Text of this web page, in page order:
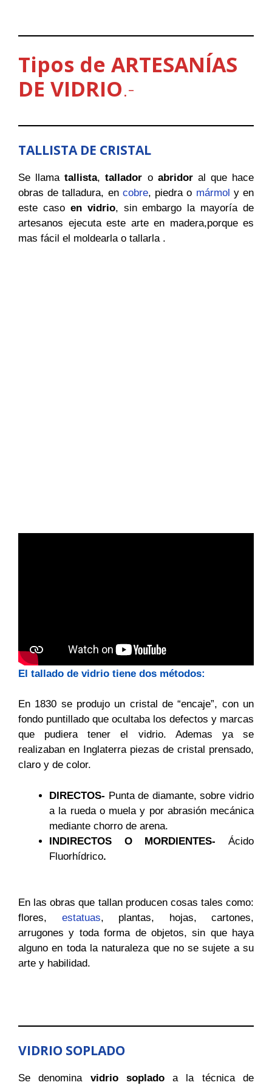
o p t
r
)
Tipos de ARTESANÍAS
DE VIDRIO.-
TALLISTA DE CRISTAL
Se llamatallista,tallador o abridoral que hace
obras de talladura, en cobre, piedra o mármol y en
este caso en vidrio, sin embargo la mayoría de
artesanos ejecuta este arte en madera,porque es
mas fácil el moldearla o tallarla .
El tallado de vidrio tiene dos métodos:
En 1830 se produjo un cristal de “encaje”, con un
fondo puntillado que ocultaba los defectos y marcas
que pudiera tener el vidrio. Ademas ya se
realizaban en Inglaterra piezas de cristal prensado,
claro y de color.
DIRECTOS- Punta de diamante, sobre vidrio
a la rueda o muela y por abrasión mecánica
mediante chorro de arena.
INDIRECTOS O MORDIENTES- Ácido
Fluorhídrico.
En las obras que tallan producen cosas tales como:
flores, estatuas, plantas, hojas, cartones,
arrugones y toda forma de objetos, sin que haya
alguno en toda la naturaleza que no se sujete a su
arte y habilidad.
VIDRIO SOPLADO
Se denomina vidrio sopladoa la técnica de